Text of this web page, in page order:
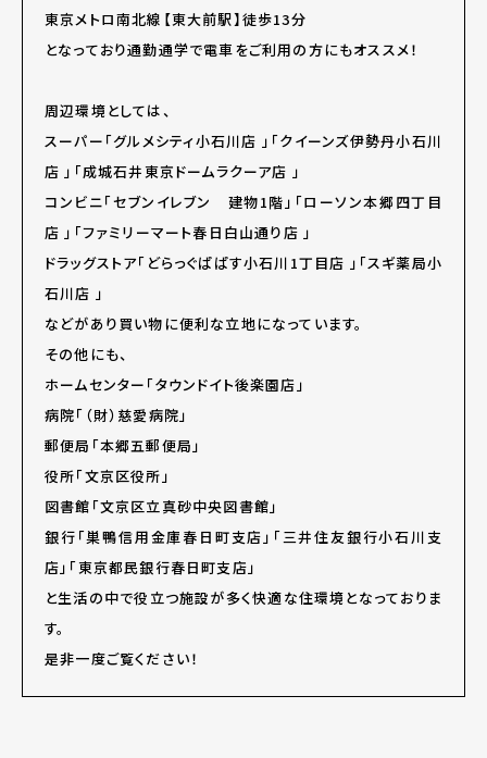
東京メトロ南北線【東大前駅】徒歩13分
となっており通勤通学で電車をご利用の方にもオススメ！
周辺環境としては、
スーパー「グルメシティ小石川店 」「クイーンズ伊勢丹小石川
店 」「成城石井東京ドームラクーア店 」
コンビニ「セブンイレブン 建物1階」「ローソン本郷四丁目
店 」「ファミリーマート春日白山通り店 」
ドラッグストア「どらっぐぱぱす小石川1丁目店 」「スギ薬局小
石川店 」
などがあり買い物に便利な立地になっています。
その他にも、
ホームセンター「タウンドイト後楽園店」
病院「（財）慈愛病院」
郵便局「本郷五郵便局」
役所「文京区役所」
図書館「文京区立真砂中央図書館」
銀行「巣鴨信用金庫春日町支店」「三井住友銀行小石川支
店」「東京都民銀行春日町支店」
と生活の中で役立つ施設が多く快適な住環境となっておりま
す。
是非一度ご覧ください！